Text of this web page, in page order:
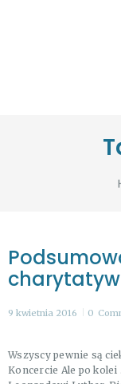
9 kwietnia 2016 0
Wszyscy pewnie są
Koncercie Ale po